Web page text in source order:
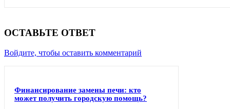
ОСТАВЬТЕ ОТВЕТ
Войдите, чтобы оставить комментарий
Финансирование замены печи: кто
может получить городскую помощь?